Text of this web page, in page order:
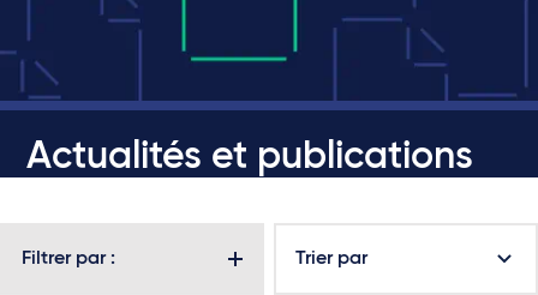
Actualités et publications
Filtrer par : Trier par